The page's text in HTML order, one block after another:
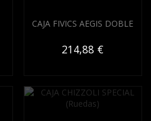
CAJA FIVICS AEGIS DOBLE
214,88 €